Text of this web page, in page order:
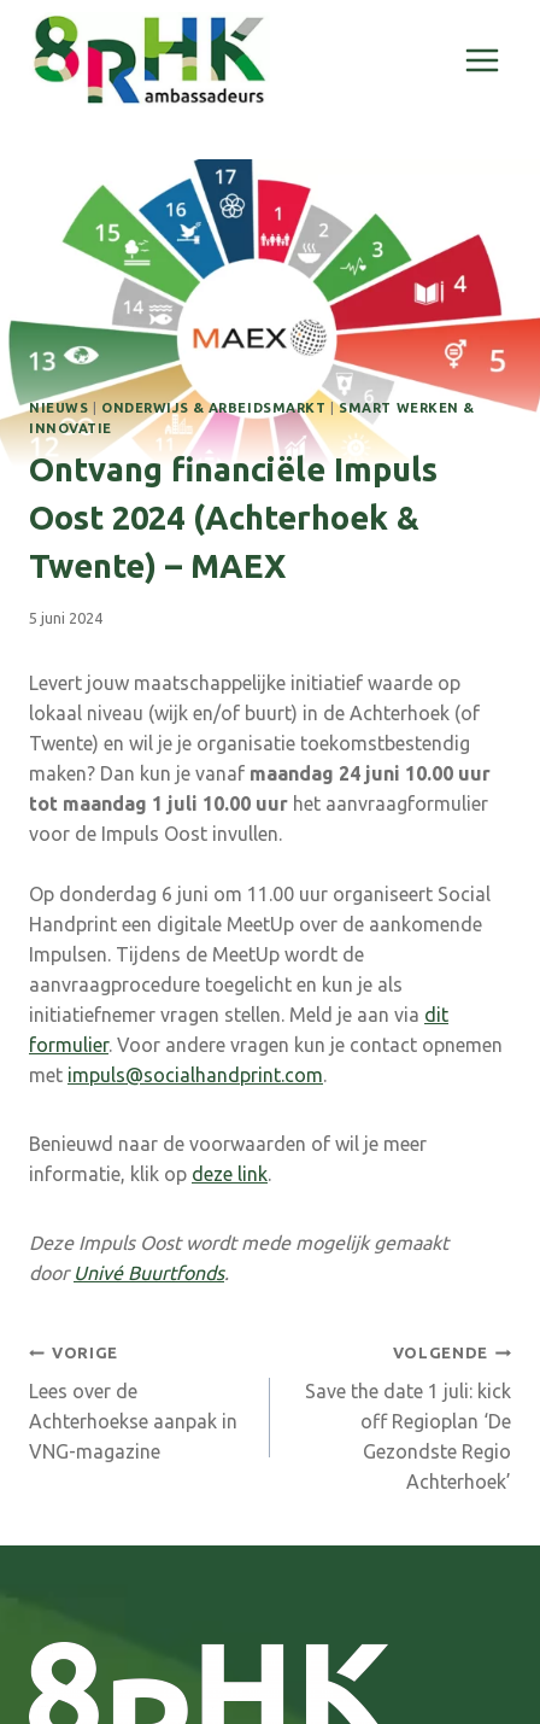
Doorgaan
naar
inhoud
NIEUWS ONDERWIJS & ARBEIDSMARKT |SMART WERKEN &
INNOVATIE
Ontvang financiële Impuls
Oost 2024 (Achterhoek &
Twente) – MAEX
5 juni 2024
Levert jouw maatschappelijke initiatief waarde op
lokaal niveau (wijk en/of buurt) in de Achterhoek (of
Twente) en wil je je organisatie toekomstbestendig
maken? Dan kun je vanaf maandag 24 juni 10.00 uur
tot maandag 1 juli 10.00 uur het aanvraagformulier
voor de Impuls Oost invullen.
Op donderdag 6 juni om 11.00 uur organiseert Social
Handprint een digitale MeetUp over de aankomende
Impulsen. Tijdens de MeetUp wordt de
aanvraagprocedure toegelicht en kun je als
initiatiefnemer vragen stellen. Meld je aan via dit
formulier. Voor andere vragen kun je contact opnemen
met impuls@socialhandprint.com.
Benieuwd naar de voorwaarden of wil je meer
informatie, klik op deze link.
Deze Impuls Oost wordt mede mogelijk gemaakt
door Univé Buurtfonds.
Bericht
navigatie
VORIGE
Lees over de
Achterhoekse aanpak in
VNG-magazine
VOLGENDE
Save the date 1 juli: kick
off Regioplan ‘De
Gezondste Regio
Achterhoek’